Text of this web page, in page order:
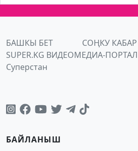
БАШКЫ БЕТ СОҢКУ КАБАР
SUPER.KG ВИДЕОМЕДИА-ПОРТАЛ
Суперстан
БАЙЛАНЫШ